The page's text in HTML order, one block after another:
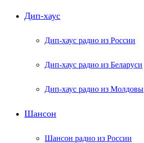
Дип-хаус
Дип-хаус радио из России
Дип-хаус радио из Беларуси
Дип-хаус радио из Молдовы
Шансон
Шансон радио из России